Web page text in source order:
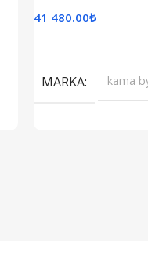
41 480.00₺
MARKA kama